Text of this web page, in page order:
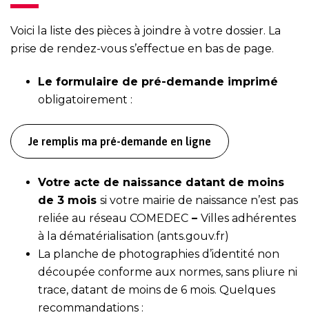
Voici la liste des pièces à joindre à votre dossier. La
prise de rendez-vous s’effectue en bas de page.
Le formulaire de pré-demande imprimé
obligatoirement :
Je remplis ma pré-demande en ligne
Votre acte de naissance datant de moins
de 3 mois si votre mairie de naissance n’est pas
reliée au réseau COMEDEC – Villes adhérentes
à la dématérialisation (ants.gouv.fr)
La planche de photographies d’identité non
découpée conforme aux normes, sans pliure ni
trace, datant de moins de 6 mois. Quelques
recommandations :